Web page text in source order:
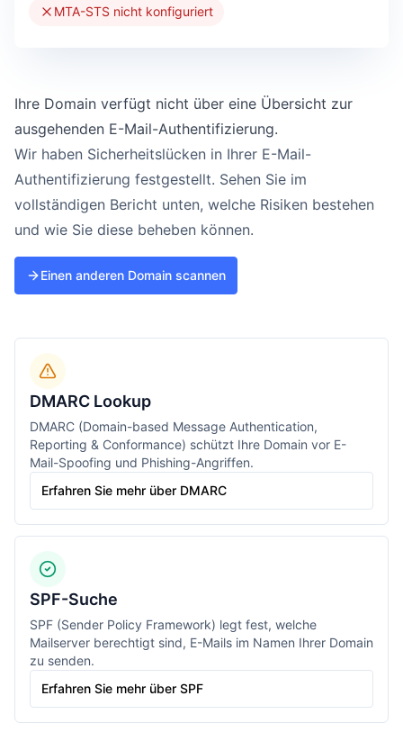
MTA-STS nicht konfiguriert
Ihre Domain verfügt nicht über eine Übersicht zur
ausgehenden E-Mail-Authentifizierung.
Wir haben Sicherheitslücken in Ihrer E-Mail-
Authentifizierung festgestellt. Sehen Sie im
vollständigen Bericht unten, welche Risiken bestehen
und wie Sie diese beheben können.
Einen anderen Domain scannen
DMARC Lookup
DMARC (Domain-based Message Authentication,
Reporting & Conformance) schützt Ihre Domain vor E-
Mail-Spoofing und Phishing-Angriffen.
Erfahren Sie mehr über DMARC
SPF-Suche
SPF (Sender Policy Framework) legt fest, welche
Mailserver berechtigt sind, E-Mails im Namen Ihrer Domain
zu senden.
Erfahren Sie mehr über SPF